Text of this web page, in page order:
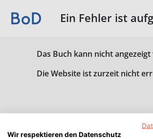
Ein Fehler ist
Das Buch kann nicht
Die Website ist zurzeit nicht
Wir respektieren den Datenschutz